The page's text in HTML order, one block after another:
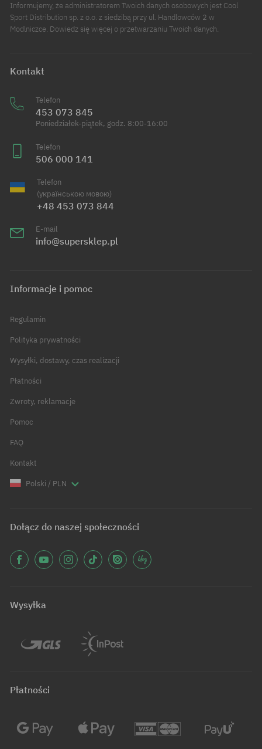
Informujemy, że administratorem Twoich danych osobowych jest Cool
Sport Distribution sp. z o.o. z siedzibą przy ul. Handlowców 2 w
Modlniczce. Dowiedz się więcej o przetwarzaniu Twoich danych.
Kontakt
Telefon
453 073 845
Poniedziałek-piątek, godz. 8:00-16:00
Telefon
506 000 141
Telefon
(українською мовою)
+48 453 073 844
E-mail
info@supersklep.pl
Informacje i pomoc
Regulamin
Polityka prywatności
Wysyłki, dostawy, czas realizacji
Płatności
Zwroty, reklamacje
Pomoc
FAQ
Kontakt
Polski / PLN
Dołącz do naszej społeczności
Wysyłka
Płatności